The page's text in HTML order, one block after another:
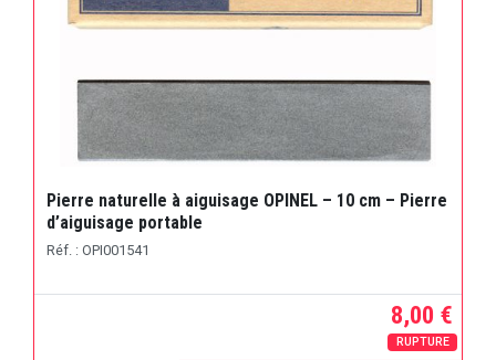
Pierre naturelle à aiguisage OPINEL – 10 cm – Pierre
d’aiguisage portable
Réf. : OPI001541
8,00 €
RUPTURE